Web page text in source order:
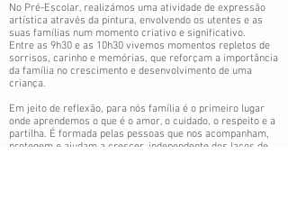
No Pré-Escolar, realizámos uma atividade de expressão
artística através da pintura, envolvendo os utentes e as
suas famílias num momento criativo e significativo.
Entre as 9h30 e as 10h30 vivemos momentos repletos de
sorrisos, carinho e memórias, que reforçam a importância
da família no crescimento e desenvolvimento de uma
criança.
Em jeito de reflexão, para nós família é o primeiro lugar
onde aprendemos o que é o amor, o cuidado, o respeito e a
partilha. É formada pelas pessoas que nos acompanham,
protegem e ajudam a crescer, independente dos laços de